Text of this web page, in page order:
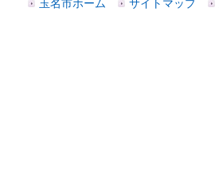
玉名市ホーム サイトマップ